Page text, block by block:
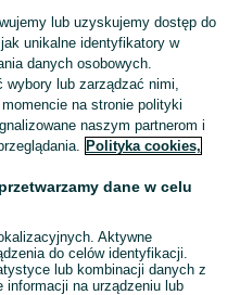
3 tys
Zobacz
lub uzyskujemy dostęp do
unikalne identyfikatory w
danych osobowych.
wybory lub zarządzać nimi,
na stronie polityki
naszym partnerom i
Polityka cookies,
dane w celu
Aktywne
do celów identyfikacji.
lub kombinacji danych z
informacji na urządzeniu lub